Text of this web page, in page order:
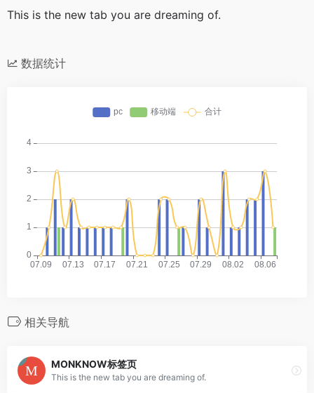
This is the new tab you are dreaming of.
数据统计
相关导航
MONKNOW标签页
This is the new tab you are dreaming of.